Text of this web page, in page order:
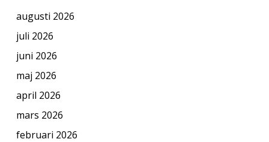
augusti 2026
juli 2026
juni 2026
maj 2026
april 2026
mars 2026
februari 2026